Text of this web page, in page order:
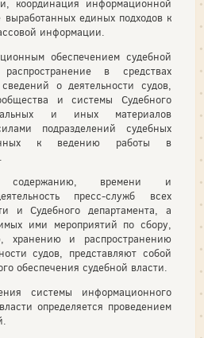
координация информационной
выработанных единых подходов к
информации.
обеспечением судебной
в средствах
о деятельности судов,
и системы Судебного
и иных материалов
подразделений судебных
к ведению работы в
содержанию, времени и
пресс-служб всех
и Судебного департамента, а
ими мероприятий по сбору,
хранению и распространению
судов, представляют собой
обеспечения судебной власти.
системы информационного
определяется проведением